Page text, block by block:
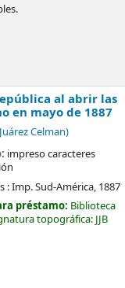
al abrir las
en mayo de 1887
Celman)
impreso caracteres
:Imp. Sud-América, 1887
préstamo: Biblioteca
topográfica: JJB